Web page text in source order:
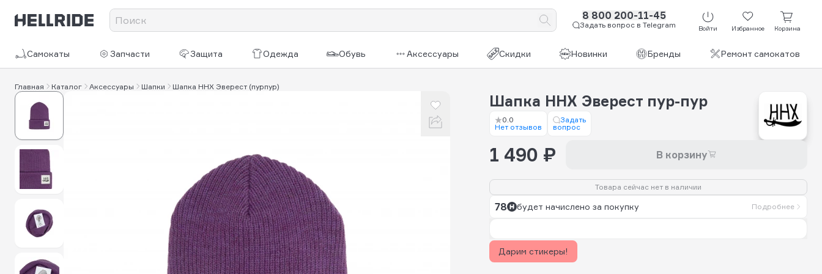
8 800 200-11-45
Задать вопрос в Telegram Войти Избранное Корзина
Самокаты Запчасти Защита Одежда Обувь Аксессуары Скидки Новинки Бренды Ремонт самокатов
Главная Каталог Аксессуары Шапки Шапка HHX Эверест (пурпур)
Шапка HHX Эверест пур-пур
0.0
Нет отзывов
Задать
вопрос
1 490 ₽ В корзину
Товара сейчас нет в наличии
78 будет начислено за покупку Подробнее
Дарим стикеры!